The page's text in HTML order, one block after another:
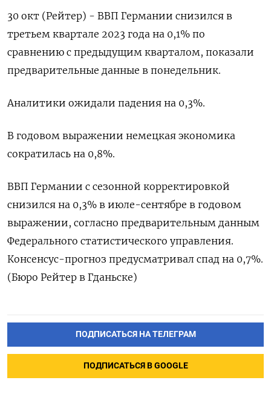
30 окт (Рейтер) - ВВП Германии снизился в
третьем квартале 2023 года на 0,1% по
сравнению с предыдущим кварталом, показали
предварительные данные в понедельник.
Аналитики ожидали падения на 0,3%.
В годовом выражении немецкая экономика
сократилась на 0,8%​​​​​​​​​​​​.
ВВП Германии с сезонной корректировкой
снизился на 0,3% в июле-сентябре в годовом
выражении, согласно предварительным данным
Федерального статистического управления.
Консенсус-прогноз предусматривал спад на 0,7%.
(Бюро Рейтер в Гданьске)
ПОДПИСАТЬСЯ НА ТЕЛЕГРАМ
ПОДПИСАТЬСЯ В GOOGLE